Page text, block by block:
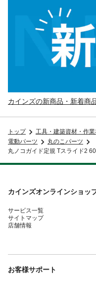
カインズの新商品・新着商
トップ 工具・建築資材・作
電動パーツ
丸のこパーツ
丸ノコガイド定規 Tスライド2
カインズオンラインショッ
サービス一覧
サイトマップ
店舗情報
お客様サポート